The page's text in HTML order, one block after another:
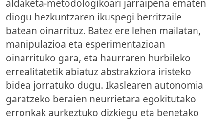
aldaketa-metodologikoari jarraipena ematen
diogu hezkuntzaren ikuspegi berritzaile
batean oinarrituz. Batez ere lehen mailatan,
manipulazioa eta esperimentazioan
oinarrituko gara, eta haurraren hurbileko
errealitatetik abiatuz abstrakziora iristeko
bidea jorratuko dugu. Ikaslearen autonomia
garatzeko beraien neurrietara egokitutako
erronkak aurkeztuko dizkiegu eta benetako